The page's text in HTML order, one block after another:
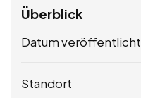
Überblick
Datum veröffentlicht
Standort